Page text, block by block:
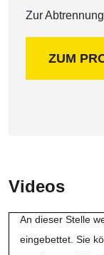
Zur
ZUM
Videos
Externe
An dieser Stelle
eingebettet. Sie